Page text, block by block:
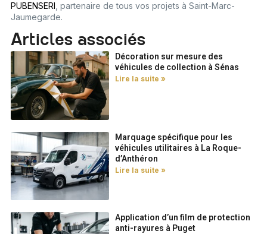
PUBENSERI , partenaire de tous vos projets à Saint-Marc-
Jaumegarde.
Articles associés
Décoration sur mesure des
véhicules de collection à Sénas
Lire la suite »
Marquage spécifique pour les
véhicules utilitaires à La Roque-
d’Anthéron
Lire la suite »
Application d’un film de protection
anti-rayures à Puget